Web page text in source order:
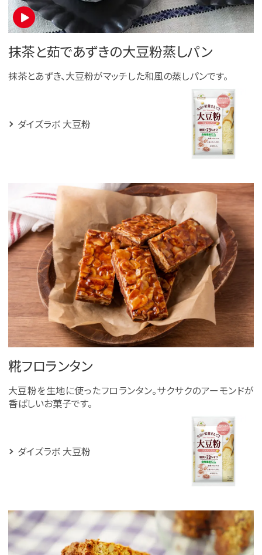
抹茶と茹であずきの大豆粉蒸しパン
抹茶とあずき、大豆粉がマッチした和風の蒸しパンです。
ダイズラボ 大豆粉
糀フロランタン
大豆粉を生地に使ったフロランタン。サクサクのアーモンドが
香ばしいお菓子です。
ダイズラボ 大豆粉